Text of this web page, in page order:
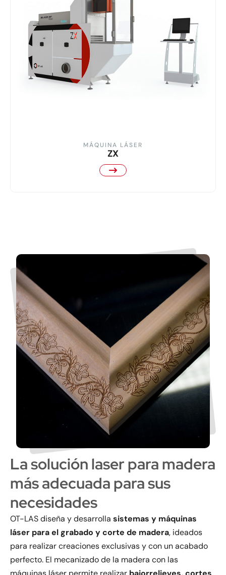
MÁQUINA LÁSER
ZX
La solución laser para madera
más adecuada para sus
necesidades
OT-LAS diseña y desarrolla sistemas y máquinas
láser para el grabado y corte de madera, ideados
para realizar creaciones exclusivas y con un acabado
perfecto. El mecanizado de la madera con las